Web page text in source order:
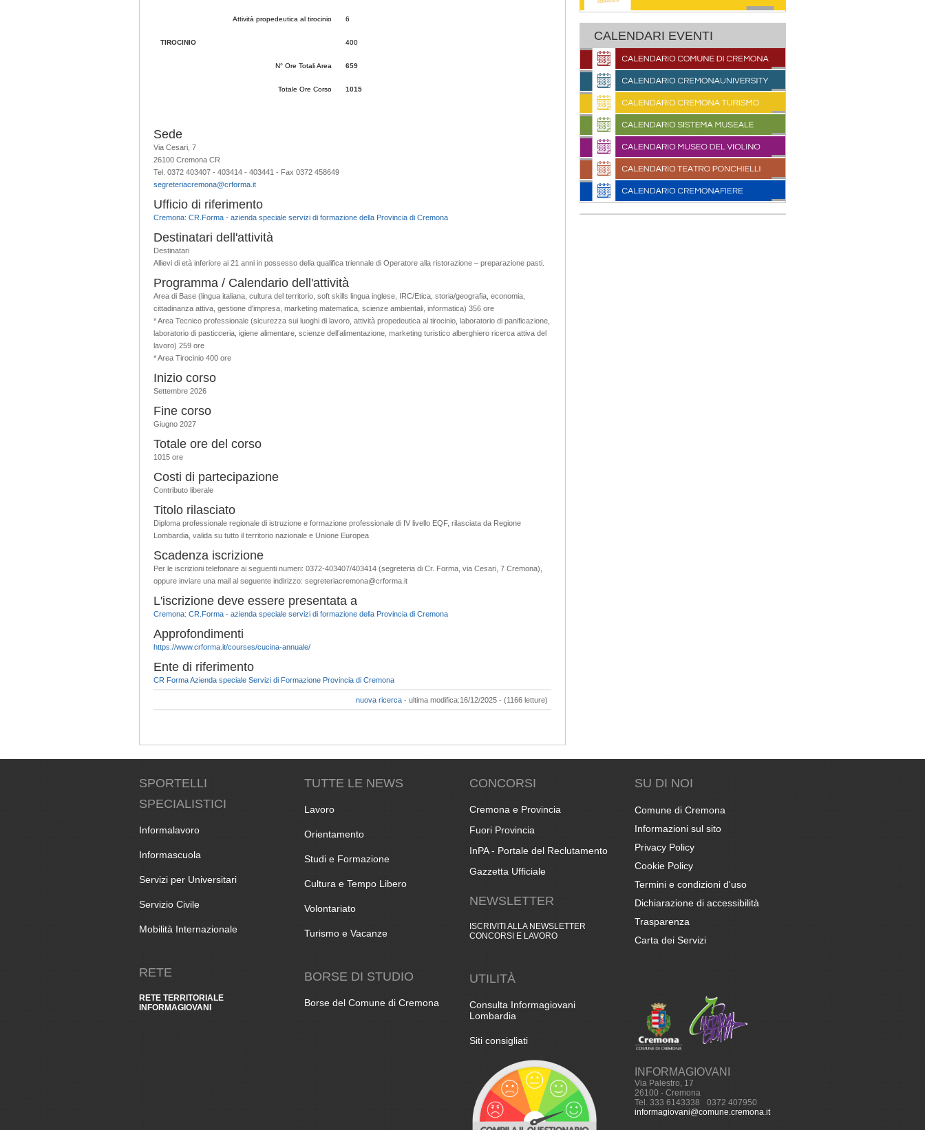
Attività propedeutica al tirocinio 6
TIROCINIO 400
N° Ore Totali Area 659
Totale Ore Corso 1015
Sede
Via Cesari, 7
26100 Cremona CR
Tel. 0372 403407 - 403414 - 403441 - Fax 0372 458649
segreteriacremona@crforma.it
Ufficio di riferimento
Cremona: CR.Forma - azienda speciale servizi di formazione della Provincia di Cremona
Destinatari dell'attività
Destinatari
Allievi di età inferiore ai 21 anni in possesso della qualifica triennale di Operatore alla ristorazione – preparazione pasti.
Programma / Calendario dell'attività
Area di Base (lingua italiana, cultura del territorio, soft skills lingua inglese, IRC/Etica, storia/geografia, economia,
cittadinanza attiva, gestione d'impresa, marketing matematica, scienze ambientali, informatica) 356 ore
* Area Tecnico professionale (sicurezza sui luoghi di lavoro, attività propedeutica al tirocinio, laboratorio di panificazione,
laboratorio di pasticceria, igiene alimentare, scienze dell’alimentazione, marketing turistico alberghiero ricerca attiva del
lavoro) 259 ore
* Area Tirocinio 400 ore
Inizio corso
Settembre 2026
Fine corso
Giugno 2027
Totale ore del corso
1015 ore
Costi di partecipazione
Contributo liberale
Titolo rilasciato
Diploma professionale regionale di istruzione e formazione professionale di IV livello EQF, rilasciata da Regione
Lombardia, valida su tutto il territorio nazionale e Unione Europea
Scadenza iscrizione
Per le iscrizioni telefonare ai seguenti numeri: 0372-403407/403414 (segreteria di Cr. Forma, via Cesari, 7 Cremona),
oppure inviare una mail al seguente indirizzo: segreteriacremona@crforma.it
L'iscrizione deve essere presentata a
Cremona: CR.Forma - azienda speciale servizi di formazione della Provincia di Cremona
Approfondimenti
https://www.crforma.it/courses/cucina-annuale/
Ente di riferimento
CR Forma Azienda speciale Servizi di Formazione Provincia di Cremona
nuova ricerca - ultima modifica:16/12/2025 - (1166 letture)
CALENDARI EVENTI
SPORTELLI
SPECIALISTICI
Informalavoro
Informascuola
Servizi per Universitari
Servizio Civile
Mobilità Internazionale
RETE
RETE TERRITORIALE
INFORMAGIOVANI
TUTTE LE NEWS
Lavoro
Orientamento
Studi e Formazione
Cultura e Tempo Libero
Volontariato
Turismo e Vacanze
BORSE DI STUDIO
Borse del Comune di Cremona
CONCORSI
Cremona e Provincia
Fuori Provincia
InPA - Portale del Reclutamento
Gazzetta Ufficiale
NEWSLETTER
ISCRIVITI ALLA NEWSLETTER
CONCORSI E LAVORO
UTILITÀ
Consulta Informagiovani
Lombardia
Siti consigliati
SU DI NOI
Comune di Cremona
Informazioni sul sito
Privacy Policy
Cookie Policy
Termini e condizioni d'uso
Dichiarazione di accessibilità
Trasparenza
Carta dei Servizi
INFORMAGIOVANI
Via Palestro, 17
26100 - Cremona
Tel. 333 6143338
0372 407950
informagiovani@comune.cremona.it